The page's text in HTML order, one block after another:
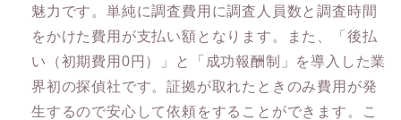
魅力です。単純に調査費用に調査人員数と調査時間
をかけた費用が支払い額となります。また、「後払
い（初期費用0円）」と「成功報酬制」を導入した業
界初の探偵社です。証拠が取れたときのみ費用が発
生するので安心して依頼をすることができます。こ